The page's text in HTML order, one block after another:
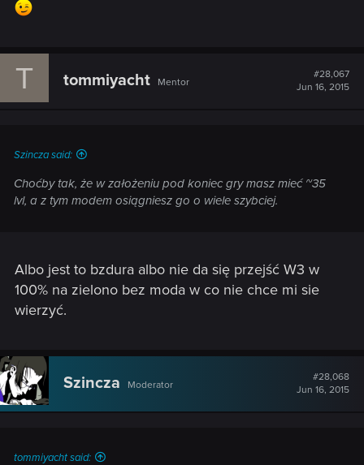
T tommiyacht Mentor
#28,067
Jun 16, 2015
Szincza said:
Choćby tak, że w założeniu pod koniec gry masz mieć ~35
lvl, a z tym modem osiągniesz go o wiele szybciej.
Albo jest to bzdura albo nie da się przejść W3 w
100% na zielono bez moda w co nie chce mi sie
wierzyć.
Szincza Moderator
#28,068
Jun 16, 2015
tommiyacht said: